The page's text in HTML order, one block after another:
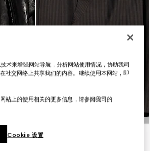
术来增强网站导航，分析网站使用情况，协助我司
社交网络上共享我们的内容。继续使用本网站，即
站上的使用相关的更多信息，请参阅我司的
Cookie 设置